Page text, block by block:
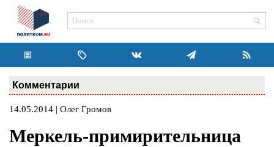
Комментарии
14.05.2014 | Олег Громов
Меркель-примирительница